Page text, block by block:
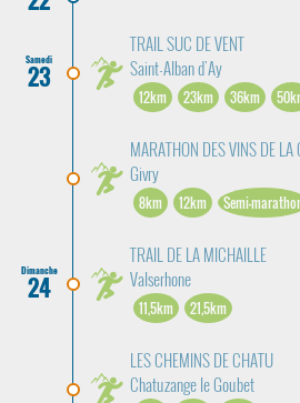
Samedi
23
TRAIL SUC DE VENT
Saint-Alban d'Ay
12km 23km 36km
MARATHON DES VINS DE LA
Givry
8km 12km Semi-
Dimanche
24
TRAIL DE LA MICHAILLE
Valserhone
11,5km 21,5km
LES CHEMINS DE CHATU
Chatuzange le Goubet